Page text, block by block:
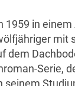
1959 in
mit
dem
Serie,
seinem